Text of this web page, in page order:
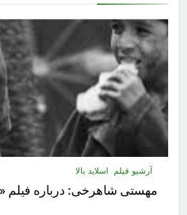
آرشیو فیلم اسلاید بالا
مهستى شاهرخى:‌ درباره فيلم